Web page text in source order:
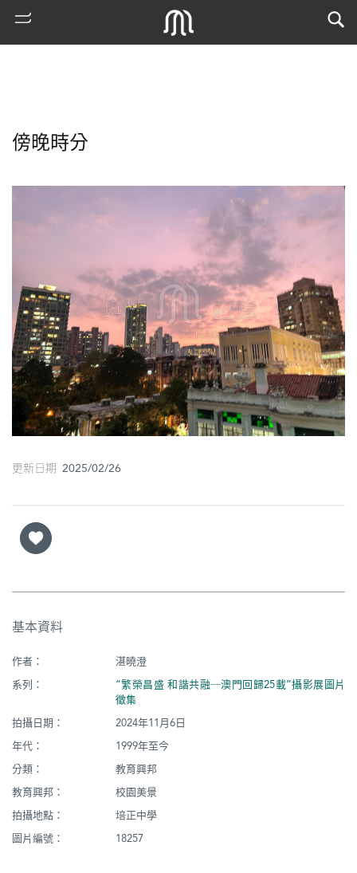
古
地
圖
寺
市
傍晚時分
更新日期 2025/02/26
基本資料
作者：
湛曉澄
系列：
“繁榮昌盛 和諧共融─澳門回歸25載”攝影展圖片
徵集
拍攝日期：
2024年11月6日
年代：
1999年至今
分類：
教育興邦
教育興邦：
校園美景
拍攝地點：
培正中學
圖片編號：
18257